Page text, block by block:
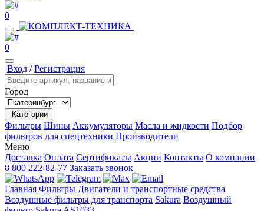
0
0
Вход /Регистрация
Город
Категории
Фильтры Шины Аккумуляторы Масла и жидкости Подбор
фильтров для спецтехники Производители
Меню
Доставка Оплата Сертификаты Акции Контакты О компании
8 800 222-82-77 Заказать звонок
Главная Фильтры Двигатели и транспортные средства
Воздушные фильтры для транспорта Sakura Воздушный